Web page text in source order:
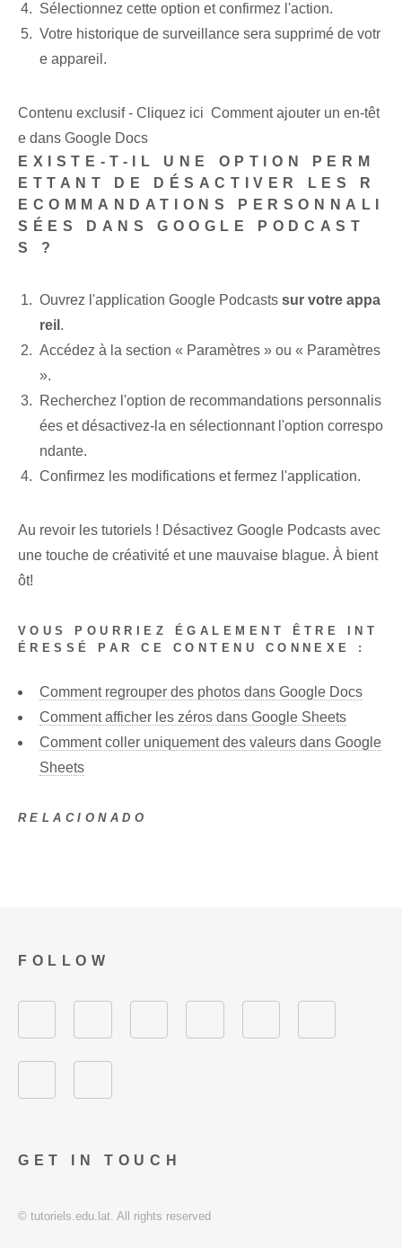
Sélectionnez cette⁤ option et confirmez l'⁢action.
Votre historique de surveillance sera supprimé de votr
e appareil.
Contenu exclusif - Cliquez ici Comment ajouter un en-têt
e dans Google Docs
EXISTE-T-IL UNE OPTION PERM
ETTANT DE DÉSACTIVER LES R
ECOMMANDATIONS PERSONNALI
SÉES DANS GOOGLE PODCAST
S ?
Ouvrez l'application Google Podcasts‌ sur votre appa
reil .
Accédez à la section « Paramètres » ou « Paramètres
».
Recherchez ⁢l'option de recommandations personnalis
ées et⁢ désactivez-la en sélectionnant l'option correspo
ndante.
Confirmez les modifications et fermez l'application.
Au revoir les tutoriels ! Désactivez Google Podcasts avec
une touche de créativité et une mauvaise blague. À bient
ôt!
VOUS POURRIEZ ÉGALEMENT ÊTRE INT
ÉRESSÉ PAR CE CONTENU CONNEXE :
Comment regrouper des photos dans Google Docs
Comment afficher les zéros dans Google Sheets
Comment coller uniquement des valeurs dans Google
Sheets
RELACIONADO
GET IN TOUCH
FOLLOW
© tutoriels.edu.lat. All rights reserved